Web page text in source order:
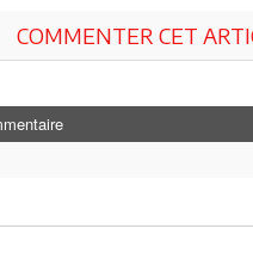
COMMENTER CET